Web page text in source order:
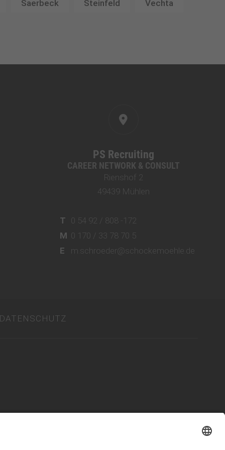
Saerbeck Steinfeld Vechta
PS Recruiting
CAREER NETWORK & CONSULT
Rienshof 2
49439 Mühlen
T 0 54 92 / 808 -172
M 0 170 / 33 78 70 5
E
m.schroeder@schockemoehle.de
DATENSCHUTZ